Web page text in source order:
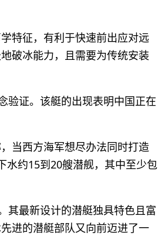
特征，有利于快速前出应对远
破冰能力，且需要为传统安装
验证。该艇的出现表明中国正在
当西方海军想尽办法同时打造
水约15到20艘潜舰，其中至少包
其最新设计的潜艇独具特色且富
进的潜艇部队又向前迈进了一